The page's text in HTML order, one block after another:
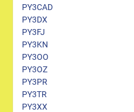
PY3CAD
PY3DX
PY3FJ
PY3KN
PY3OO
PY3OZ
PY3PR
PY3TR
PY3XX